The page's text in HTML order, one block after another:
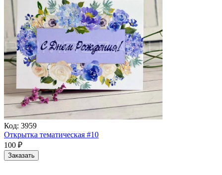
Код: 3959
Открытка тематическая #10
100 ₽
Заказать